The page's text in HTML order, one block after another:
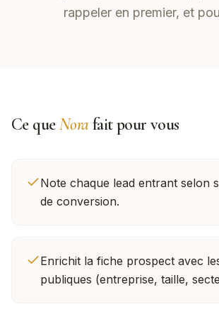
rappeler en premier, et
Ce queNora fait pour vous
Note chaque lead entrant selon
de conversion.
Enrichit la fiche prospect avec
publiques (entreprise, taille,